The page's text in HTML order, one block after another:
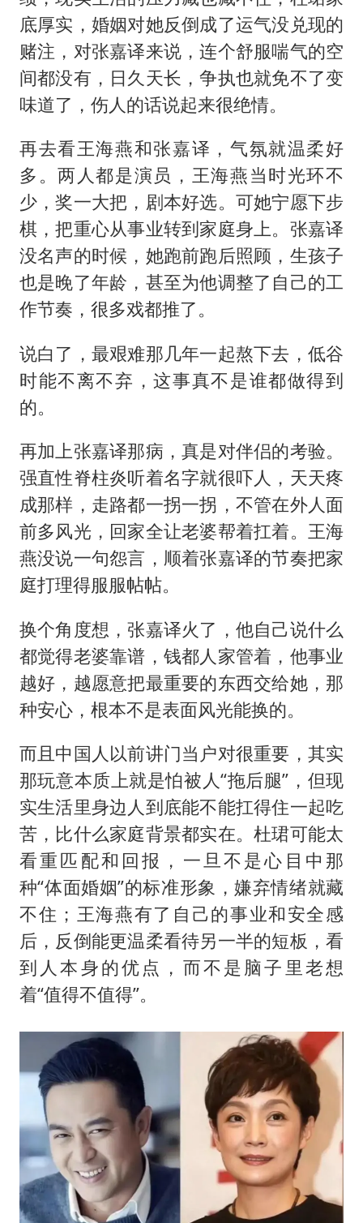
底厚实，婚姻对她反倒成了运气没兑现的
赌注，对张嘉译来说，连个舒服喘气的空
间都没有，日久天长，争执也就免不了变
味道了，伤人的话说起来很绝情。
再去看王海燕和张嘉译，气氛就温柔好
多。两人都是演员，王海燕当时光环不
少，奖一大把，剧本好选。可她宁愿下步
棋，把重心从事业转到家庭身上。张嘉译
没名声的时候，她跑前跑后照顾，生孩子
也是晚了年龄，甚至为他调整了自己的工
作节奏，很多戏都推了。
说白了，最艰难那几年一起熬下去，低谷
时能不离不弃，这事真不是谁都做得到
的。
再加上张嘉译那病，真是对伴侣的考验。
强直性脊柱炎听着名字就很吓人，天天疼
成那样，走路都一拐一拐，不管在外人面
前多风光，回家全让老婆帮着扛着。王海
燕没说一句怨言，顺着张嘉译的节奏把家
庭打理得服服帖帖。
换个角度想，张嘉译火了，他自己说什么
都觉得老婆靠谱，钱都人家管着，他事业
越好，越愿意把最重要的东西交给她，那
种安心，根本不是表面风光能换的。
而且中国人以前讲门当户对很重要，其实
那玩意本质上就是怕被人“拖后腿”，但现
实生活里身边人到底能不能扛得住一起吃
苦，比什么家庭背景都实在。杜珺可能太
看重匹配和回报，一旦不是心目中那
种“体面婚姻”的标准形象，嫌弃情绪就藏
不住；王海燕有了自己的事业和安全感
后，反倒能更温柔看待另一半的短板，看
到人本身的优点，而不是脑子里老想
着“值得不值得”。